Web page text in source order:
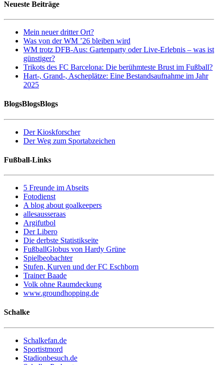
Neueste Beiträge
Mein neuer dritter Ort?
Was von der WM ’26 bleiben wird
WM trotz DFB-Aus: Gartenparty oder Live-Erlebnis – was ist
günstiger?
Trikots des FC Barcelona: Die berühmteste Brust im Fußball?
Hart-, Grand-, Ascheplätze: Eine Bestandsaufnahme im Jahr
2025
BlogsBlogsBlogs
Der Kioskforscher
Der Weg zum Sportabzeichen
Fußball-Links
5 Freunde im Abseits
Fotodienst
A blog about goalkeepers
allesausseraas
Argifutbol
Der Libero
Die derbste Statistikseite
FußballGlobus von Hardy Grüne
Spielbeobachter
Stufen, Kurven und der FC Eschborn
Trainer Baade
Volk ohne Raumdeckung
www.groundhopping.de
Schalke
Schalkefan.de
Sportistmord
Stadionbesuch.de